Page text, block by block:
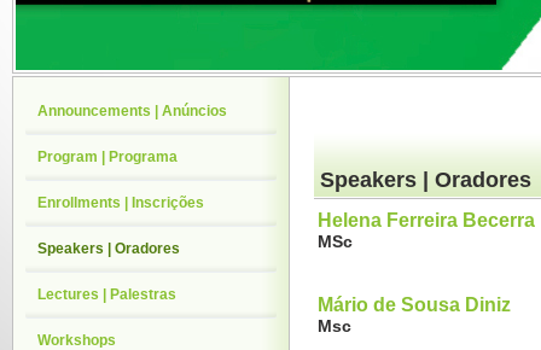
Speakers | Oradores
Helena Ferreira Becerra
MSc
Mário de Sousa Diniz
Msc
Announcements | Anúncios
Program | Programa
Enrollments | Inscrições
Speakers | Oradores
Lectures | Palestras
Workshops